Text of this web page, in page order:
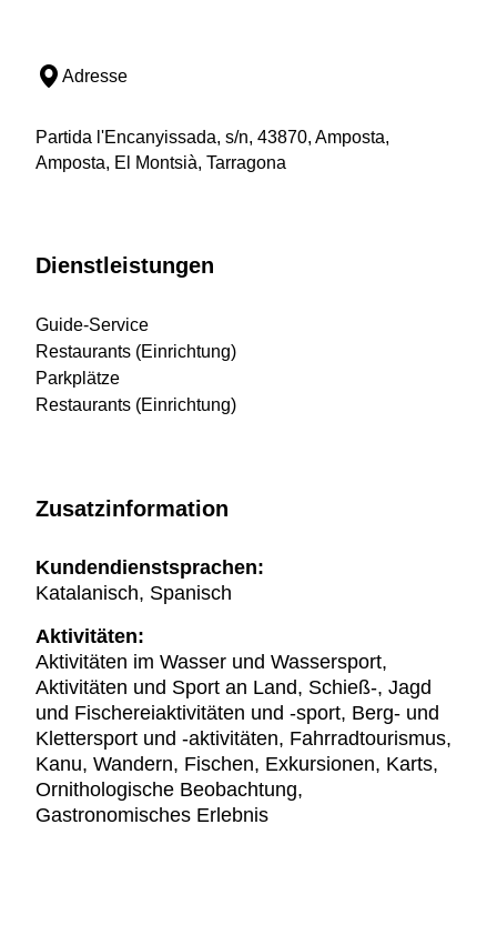
Adresse
Partida l'Encanyissada, s/n, 43870, Amposta,
Amposta, El Montsià, Tarragona
Dienstleistungen
Guide-Service
Restaurants (Einrichtung)
Parkplätze
Restaurants (Einrichtung)
Zusatzinformation
Kundendienstsprachen:
Katalanisch, Spanisch
Aktivitäten:
Aktivitäten im Wasser und Wassersport,
Aktivitäten und Sport an Land, Schieß-, Jagd
und Fischereiaktivitäten und -sport, Berg- und
Klettersport und -aktivitäten, Fahrradtourismus,
Kanu, Wandern, Fischen, Exkursionen, Karts,
Ornithologische Beobachtung,
Gastronomisches Erlebnis